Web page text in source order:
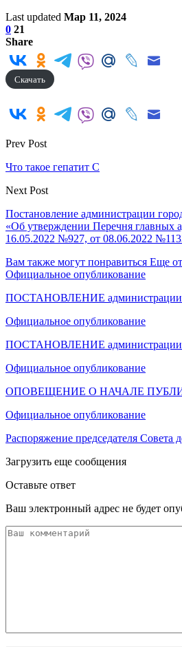
Last updated Мар 11, 2024
0 21
Share
Скачать
Prev Post
Что такое гепатит С
Next Post
Постановление администрации
«Об утверждении Перечня главных
16.05.2022 №927, от 08.06.2022
Вам также могут понравиться Еще
Официальное опубликование
ПОСТАНОВЛЕНИЕ администрации
Официальное опубликование
ПОСТАНОВЛЕНИЕ администрации
Официальное опубликование
ОПОВЕЩЕНИЕ О НАЧАЛЕ
Официальное опубликование
Распоряжение председателя Совета
Загрузить еще сообщения
Оставьте ответ
Ваш электронный адрес не будет